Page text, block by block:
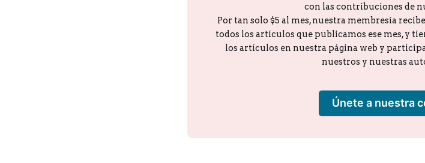
con las contribuciones de
Por tan solo $5 al mes, nuestra membresía
todos los artículos que publicamos ese mes, y
los artículos en nuestra página web y
nuestros y nuestras
Únete a nuestra